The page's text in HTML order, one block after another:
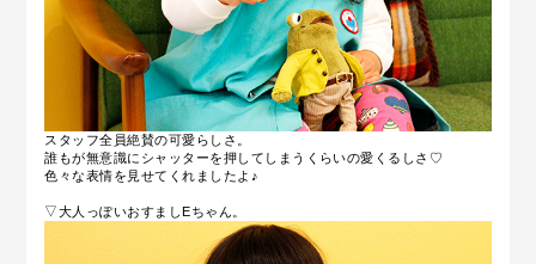
スタッフ全員絶賛の可愛らしさ。
誰もが無意識にシャッターを押してしまうくらいの愛くるしさ♡
色々な表情を見せてくれましたよ♪
▽大人っぽいおすましEちゃん。